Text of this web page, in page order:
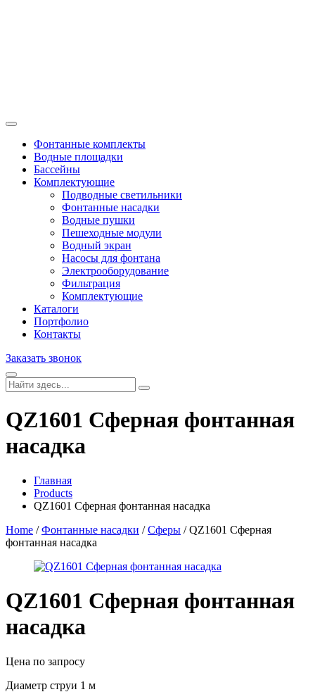
Фонтанные комплекты
Водные площадки
Бассейны
Комплектующие
Подводные светильники
Фонтанные насадки
Водные пушки
Пешеходные модули
Водный экран
Насосы для фонтана
Электрооборудование
Фильтрация
Комплектующие
Каталоги
Портфолио
Контакты
Заказать звонок
QZ1601 Сферная фонтанная
насадка
Главная
Products
QZ1601 Сферная фонтанная насадка
Home /Фонтанные насадки /Сферы / QZ1601 Сферная
фонтанная насадка
QZ1601 Сферная фонтанная
насадка
Цена по запросу
Диаметр струи 1 м